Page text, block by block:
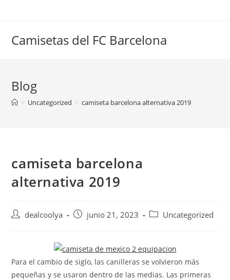
Camisetas del FC Barcelona
Blog
> Uncategorized > camiseta barcelona alternativa 2019
camiseta barcelona
alternativa 2019
Autordealcoolya
Publicación
entrada:
junio 21, 2023
Categoría
entrada:
Uncategorized
Para el cambio de siglo, las canilleras se volvieron más
pequeñas y se usaron dentro de las medias. Las primeras